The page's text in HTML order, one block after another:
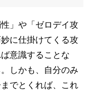
」や「ゼロデイ攻
に仕掛けてくる攻
意識することな
しかも、自分のみ
でとくれば、これ